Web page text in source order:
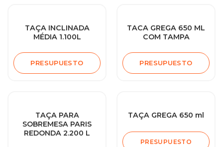
TAÇA INCLINADA
MÉDIA 1.100L
PRESUPUESTO
TACA GREGA 650 ML
COM TAMPA
PRESUPUESTO
TAÇA PARA
SOBREMESA PARIS
REDONDA 2.200 L
TAÇA GREGA 650 ml
PRESUPUESTO